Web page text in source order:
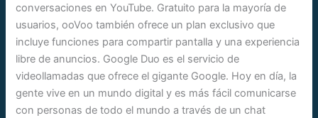
conversaciones en YouTube. Gratuito para la mayoría de
usuarios, ooVoo también ofrece un plan exclusivo que
incluye funciones para compartir pantalla y una experiencia
libre de anuncios. Google Duo es el servicio de
videollamadas que ofrece el gigante Google. Hoy en día, la
gente vive en un mundo digital y es más fácil comunicarse
con personas de todo el mundo a través de un chat